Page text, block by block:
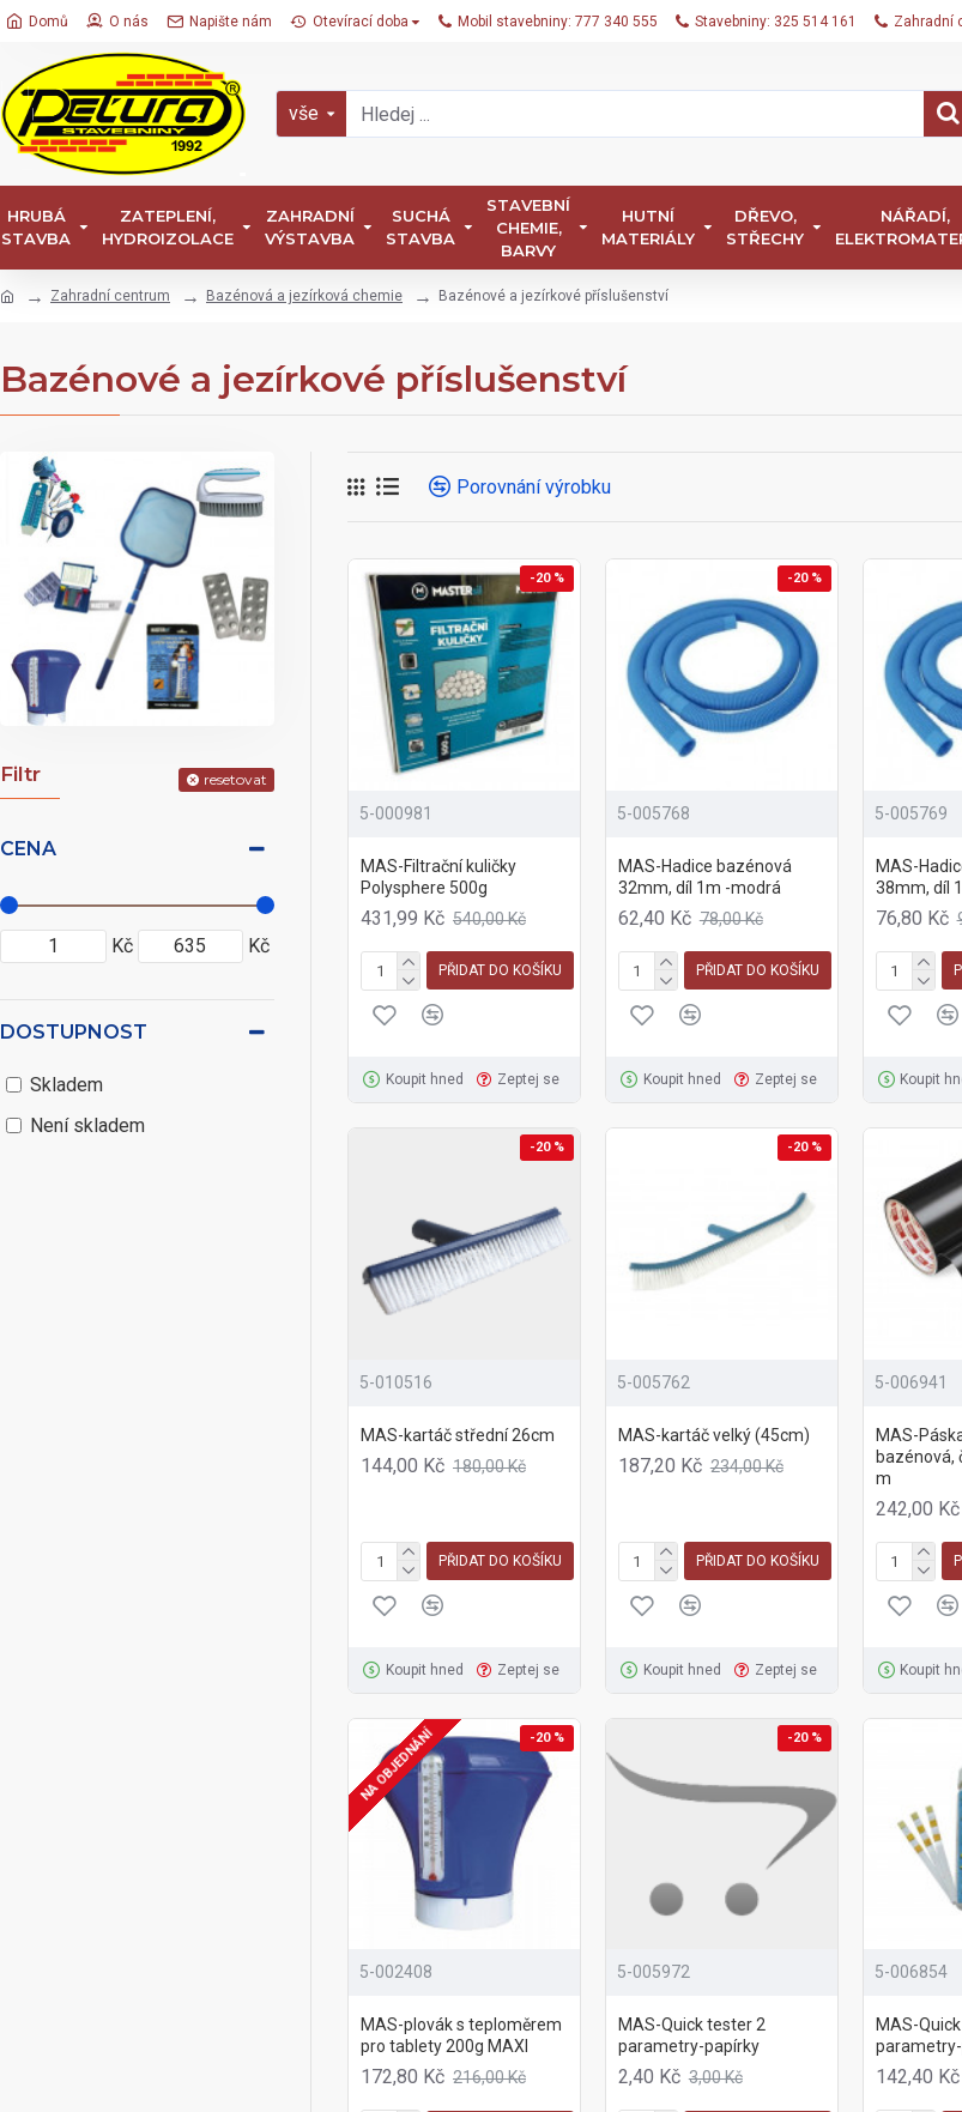
Domů O nás Napište nám Otevírací doba Mobil stavebniny: 777 340 555 Stavebniny: 325 514 161 Zahradní
vše
HRUBÁ
STAVBA
ZATEPLENÍ,
HYDROIZOLACE
ZAHRADNÍ
VÝSTAVBA
SUCHÁ
STAVBA
STAVEBNÍ
CHEMIE,
BARVY
HUTNÍ
MATERIÁLY
DŘEVO,
STŘECHY
NÁŘADÍ,
Zahradní centrum Bazénová a jezírková chemie Bazénové a jezírkové příslušenství
Bazénové a jezírkové příslušenství
Filtr resetovat
CENA
Kč Kč
DOSTUPNOST
Skladem
Není skladem
Porovnání výrobku
-20 %
5-000981
MAS-Filtrační kuličky
Polysphere 500g
431,99 Kč 540,00 Kč
PŘIDAT DO KOŠÍKU
Koupit hned Zeptej se
-20 %
5-005768
MAS-Hadice bazénová
32mm, díl 1m -modrá
62,40 Kč 78,00 Kč
PŘIDAT DO KOŠÍKU
Koupit hned Zeptej se
5-005769
MAS-
38mm, díl
76,80 Kč
Koupit
-20 %
5-010516
MAS-kartáč střední 26cm
144,00 Kč 180,00 Kč
PŘIDAT DO KOŠÍKU
Koupit hned Zeptej se
-20 %
5-005762
MAS-kartáč velký (45cm)
187,20 Kč 234,00 Kč
PŘIDAT DO KOŠÍKU
Koupit hned Zeptej se
5-006941
MAS-
bazénová,
m
242,00 Kč
Koupit
-20 %
NA OBJEDNÁNÍ
5-002408
MAS-plovák s teploměrem
pro tablety 200g MAXI
172,80 Kč 216,00 Kč
-20 %
5-005972
MAS-Quick tester 2
parametry-papírky
2,40 Kč 3,00 Kč
5-006854
MAS-
142,40 Kč